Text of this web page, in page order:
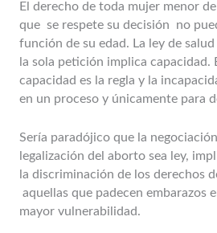
El derecho de toda mujer menor
que se respete su decisión no
función de su edad. La ley de
la sola petición implica capacidad.
capacidad es la regla y la
en un proceso y únicamente para
Sería paradójico que la
legalización del aborto sea ley,
la discriminación de los derechos
aquellas que padecen embarazos
mayor vulnerabilidad.